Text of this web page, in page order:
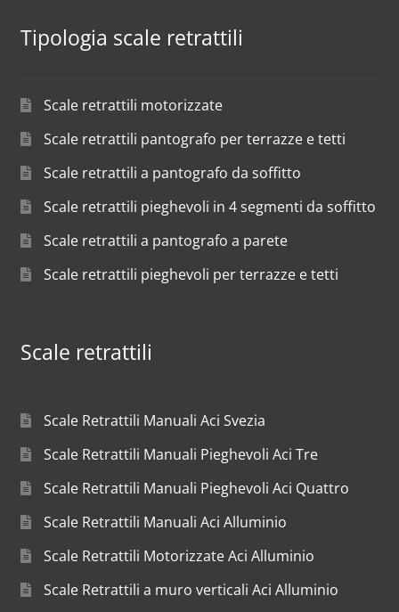
Tipologia scale retrattili
Scale retrattili motorizzate
Scale retrattili pantografo per terrazze e tetti
Scale retrattili a pantografo da soffitto
Scale retrattili pieghevoli in 4 segmenti da soffitto
Scale retrattili a pantografo a parete
Scale retrattili pieghevoli per terrazze e tetti
Scale retrattili
Scale Retrattili Manuali Aci Svezia
Scale Retrattili Manuali Pieghevoli Aci Tre
Scale Retrattili Manuali Pieghevoli Aci Quattro
Scale Retrattili Manuali Aci Alluminio
Scale Retrattili Motorizzate Aci Alluminio
Scale Retrattili a muro verticali Aci Alluminio